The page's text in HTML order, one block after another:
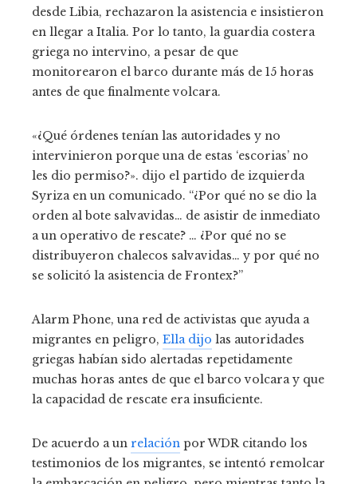
desde Libia, rechazaron la asistencia e insistieron
en llegar a Italia. Por lo tanto, la guardia costera
griega no intervino, a pesar de que
monitorearon el barco durante más de 15 horas
antes de que finalmente volcara.
«¿Qué órdenes tenían las autoridades y no
intervinieron porque una de estas ‘escorias’ no
les dio permiso?». dijo el partido de izquierda
Syriza en un comunicado. “¿Por qué no se dio la
orden al bote salvavidas… de asistir de inmediato
a un operativo de rescate? … ¿Por qué no se
distribuyeron chalecos salvavidas… y por qué no
se solicitó la asistencia de Frontex?”
Alarm Phone, una red de activistas que ayuda a
migrantes en peligro, Ella dijo las autoridades
griegas habían sido alertadas repetidamente
muchas horas antes de que el barco volcara y que
la capacidad de rescate era insuficiente.
De acuerdo a un relación por WDR citando los
testimonios de los migrantes, se intentó remolcar